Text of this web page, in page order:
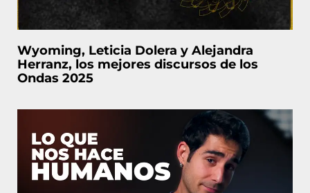
Wyoming, Leticia Dolera y Alejandra
Herranz, los mejores discursos de los
Ondas 2025